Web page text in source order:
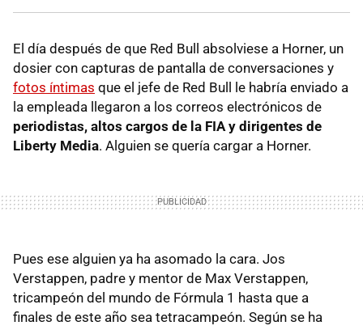
El día después de que Red Bull absolviese a Horner, un
dosier con capturas de pantalla de conversaciones y
fotos íntimas que el jefe de Red Bull le habría enviado a
la empleada llegaron a los correos electrónicos de
periodistas, altos cargos de la FIA y dirigentes de
Liberty Media. Alguien se quería cargar a Horner.
Pues ese alguien ya ha asomado la cara. Jos
Verstappen, padre y mentor de Max Verstappen,
tricampeón del mundo de Fórmula 1 hasta que a
finales de este año sea tetracampeón. Según se ha